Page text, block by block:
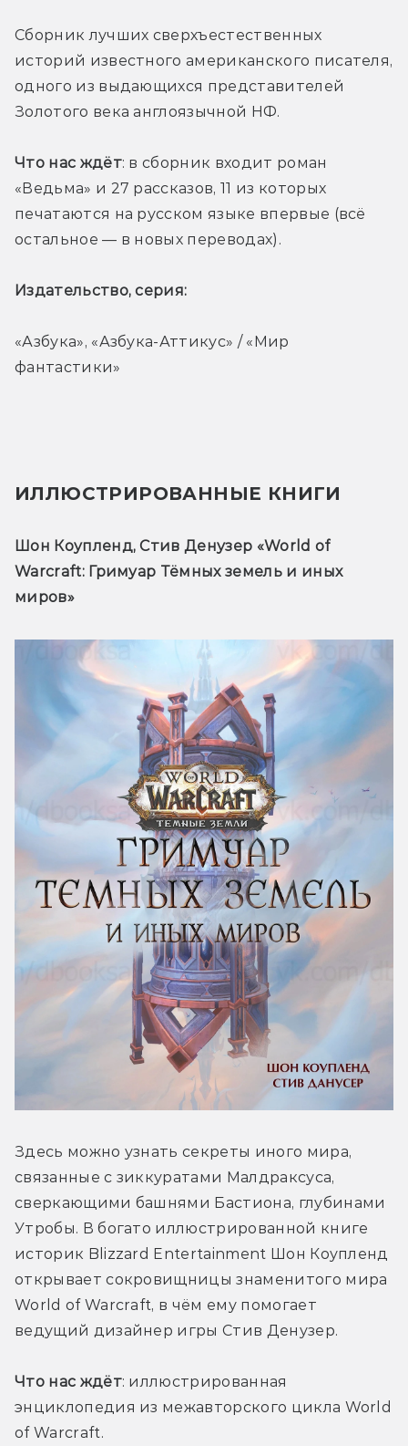
Сборник лучших сверхъестественных
историй известного американского писателя,
одного из выдающихся представителей
Золотого века англоязычной НФ.
Что нас ждёт: в сборник входит роман
«Ведьма» и 27 рассказов, 11 из которых
печатаются на русском языке впервые (всё
остальное — в новых переводах).
Издательство, серия:
«Азбука», «Азбука-Аттикус» / «Мир
фантастики»
ИЛЛЮСТРИРОВАННЫЕ КНИГИ
Шон Коупленд, Стив Денузер «World of
Warcraft: Гримуар Тёмных земель и иных
миров»
Здесь можно узнать секреты иного мира,
связанные с зиккуратами Малдраксуса,
сверкающими башнями Бастиона, глубинами
Утробы. В богато иллюстрированной книге
историк Blizzard Entertainment Шон Коупленд
открывает сокровищницы знаменитого мира
World of Warcraft, в чём ему помогает
ведущий дизайнер игры Стив Денузер.
Что нас ждёт: иллюстрированная
энциклопедия из межавторского цикла World
of Warcraft.